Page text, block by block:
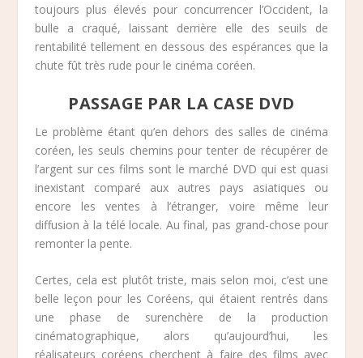
toujours plus élevés pour concurrencer l’Occident, la
bulle a craqué, laissant derrière elle des seuils de
rentabilité tellement en dessous des espérances que la
chute fût très rude pour le cinéma coréen.
PASSAGE PAR LA CASE DVD
Le problème étant qu’en dehors des salles de cinéma
coréen, les seuls chemins pour tenter de récupérer de
l’argent sur ces films sont le marché DVD qui est quasi
inexistant comparé aux autres pays asiatiques ou
encore les ventes à l’étranger, voire même leur
diffusion à la télé locale. Au final, pas grand-chose pour
remonter la pente.
Certes, cela est plutôt triste, mais selon moi, c’est une
belle leçon pour les Coréens, qui étaient rentrés dans
une phase de surenchère de la production
cinématographique, alors qu’aujourd’hui, les
réalisateurs coréens cherchent à faire des films avec